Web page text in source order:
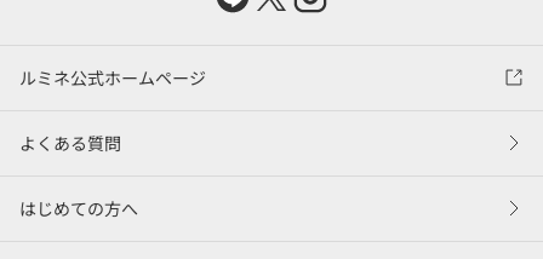
ルミネ公式ホームページ
よくある質問
はじめての方へ